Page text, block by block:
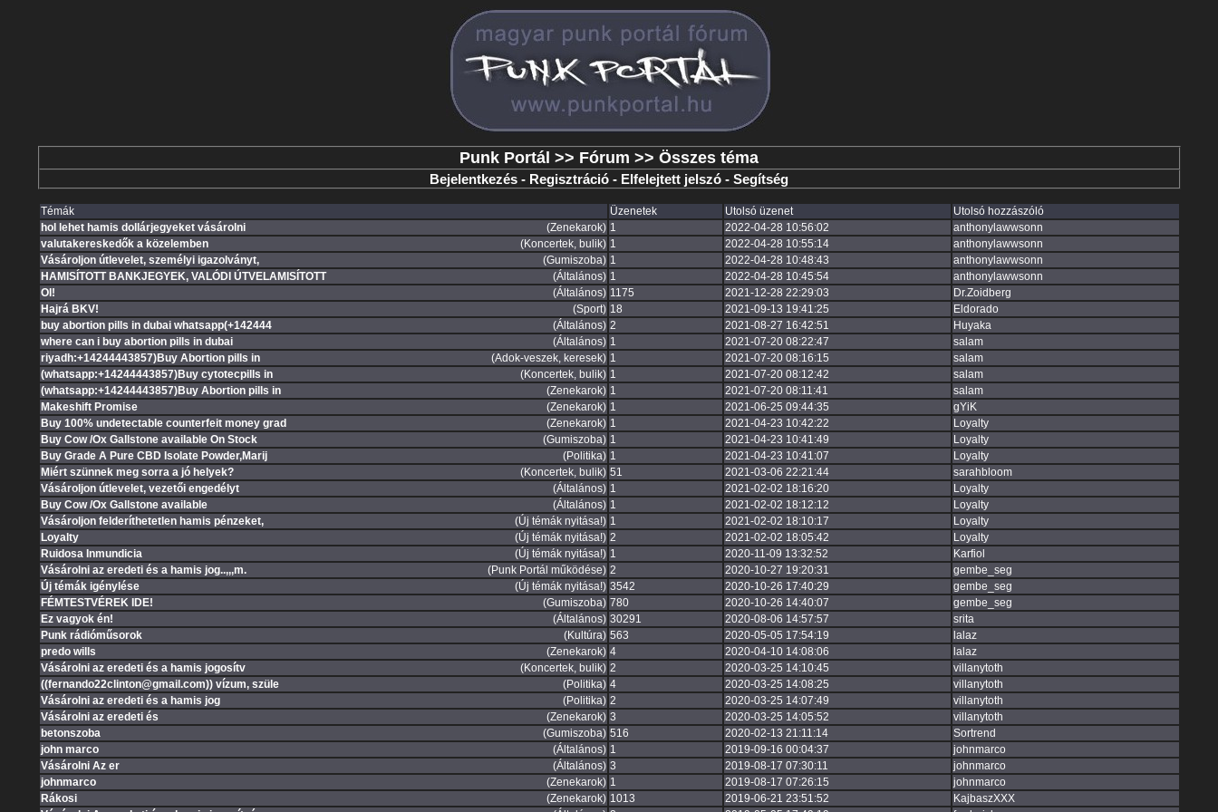
Punk Portál >> Fórum >> Összes téma
Bejelentkezés - Regisztráció - Elfelejtett jelszó - Segítség
Témák Üzenetek Utolsó üzenet
Utolsó hozzászóló
hol lehet hamis dollárjegyeket vásárolni
(Zenekarok) 1 2022-04-28 10:56:02
anthonylawwsonn
valutakereskedők a közelemben
(Koncertek, bulik) 1 2022-04-28 10:55:14
anthonylawwsonn
Vásároljon útlevelet, személyi igazolványt,
(Gumiszoba) 1 2022-04-28 10:48:43
anthonylawwsonn
HAMISÍTOTT BANKJEGYEK, VALÓDI ÚTVELAMISÍTOTT
(Általános) 1 2022-04-28 10:45:54
anthonylawwsonn
OI!
(Általános) 1175 2021-12-28 22:29:03
Dr.Zoidberg
Hajrá BKV!
(Sport) 18 2021-09-13 19:41:25
Eldorado
buy abortion pills in dubai whatsapp(+142444
(Általános) 2 2021-08-27 16:42:51
Huyaka
where can i buy abortion pills in dubai
(Általános) 1 2021-07-20 08:22:47
salam
riyadh:+14244443857)Buy Abortion pills in
(Adok-veszek, keresek) 1 2021-07-20 08:16:15
salam
(whatsapp:+14244443857)Buy cytotecpills in
(Koncertek, bulik) 1 2021-07-20 08:12:42
salam
(whatsapp:+14244443857)Buy Abortion pills in
(Zenekarok) 1 2021-07-20 08:11:41
salam
Makeshift Promise
(Zenekarok) 1 2021-06-25 09:44:35
gYiK
Buy 100% undetectable counterfeit money grad
(Zenekarok) 1 2021-04-23 10:42:22
Loyalty
Buy Cow /Ox Gallstone available On Stock
(Gumiszoba) 1 2021-04-23 10:41:49
Loyalty
Buy Grade A Pure CBD Isolate Powder,Marij
(Politika) 1 2021-04-23 10:41:07
Loyalty
Miért szünnek meg sorra a jó helyek?
(Koncertek, bulik) 51 2021-03-06 22:21:44
sarahbloom
Vásároljon útlevelet, vezetői engedélyt
(Általános) 1 2021-02-02 18:16:20
Loyalty
Buy Cow /Ox Gallstone available
(Általános) 1 2021-02-02 18:12:12
Loyalty
Vásároljon felderíthetetlen hamis pénzeket,
(Új témák nyitása!) 1 2021-02-02 18:10:17
Loyalty
Loyalty
(Új témák nyitása!) 2 2021-02-02 18:05:42
Loyalty
Ruidosa Inmundicia
(Új témák nyitása!) 1 2020-11-09 13:32:52
Karfiol
Vásárolni az eredeti és a hamis jog..,,,m.
(Punk Portál működése) 2 2020-10-27 19:20:31
gembe_seg
Új témák igénylése
(Új témák nyitása!) 3542 2020-10-26 17:40:29
gembe_seg
FÉMTESTVÉREK IDE!
(Gumiszoba) 780 2020-10-26 14:40:07
gembe_seg
Ez vagyok én!
(Általános) 30291 2020-08-06 14:57:57
srita
Punk rádióműsorok
(Kultúra) 563 2020-05-05 17:54:19
lalaz
predo wills
(Zenekarok) 4 2020-04-10 14:08:06
lalaz
Vásárolni az eredeti és a hamis jogosítv
(Koncertek, bulik) 2 2020-03-25 14:10:45
villanytoth
((fernando22clinton@gmail.com)) vízum, szüle
(Politika) 4 2020-03-25 14:08:25
villanytoth
Vásárolni az eredeti és a hamis jog
(Politika) 2 2020-03-25 14:07:49
villanytoth
Vásárolni az eredeti és
(Zenekarok) 3 2020-03-25 14:05:52
villanytoth
betonszoba
(Gumiszoba) 516 2020-02-13 21:11:14
Sortrend
john marco
(Általános) 1 2019-09-16 00:04:37
johnmarco
Vásárolni Az er
(Általános) 3 2019-08-17 07:30:11
johnmarco
johnmarco
(Zenekarok) 1 2019-08-17 07:26:15
johnmarco
Rákosi
(Zenekarok) 1013 2019-06-21 23:51:52
KajbaszXXX